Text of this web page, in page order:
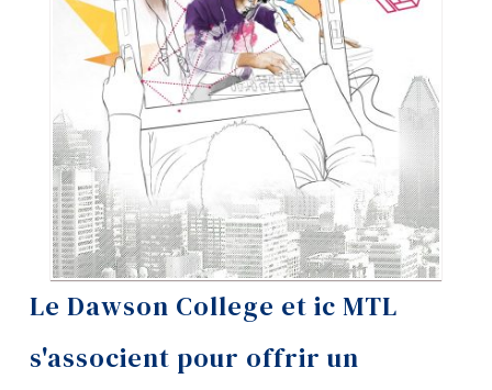
Le Dawson College et ic MTL
s'associent pour offrir un
Futurs étudiants
Étudiants actuels
Corps enseignant et
personnel administratif
Diplômé·es et visiteur·euses